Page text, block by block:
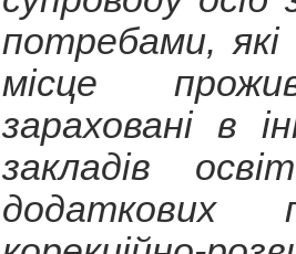
потребами, які
місце
зараховані в
закладів
додаткових